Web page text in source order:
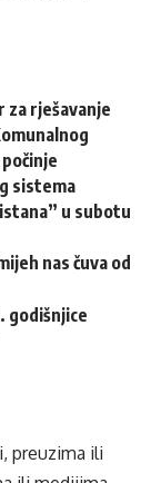
za rješavanje
sistema
u subotu
nas čuva od
godišnjice
preuzima ili